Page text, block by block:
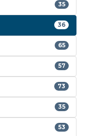
35
36
65
57
73
35
53